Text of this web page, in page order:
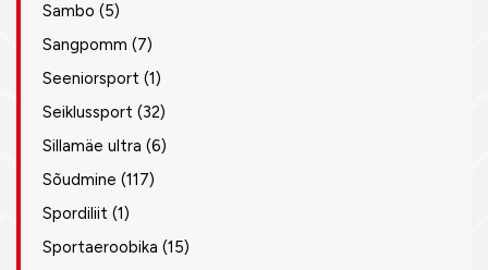
Sambo (5)
Sangpomm (7)
Seeniorsport (1)
Seiklussport (32)
Sillamäe ultra (6)
Sõudmine (117)
Spordiliit (1)
Sportaeroobika (15)